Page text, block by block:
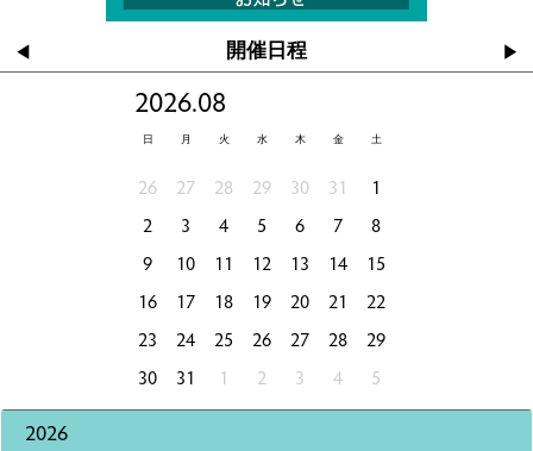
◀ 開催日程 ▶
2026.08
日 月 火 水 木 金 土
26 27 28 29 30 31
1
2
3 4 5 6 7
8
9
10 11 12 13 14
15
16
17 18 19 20 21
22
23
24 25 26 27 28
29
30
31 1 2 3 4 5
2026